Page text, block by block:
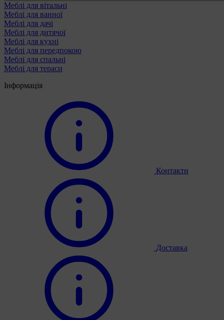
Меблі для вітальні
Меблі для ванної
Меблі для дачі
Меблі для дитячої
Меблі для кухні
Меблі для передпокою
Меблі для спальні
Меблі для тераси
Інформація
Контакти
Доставка